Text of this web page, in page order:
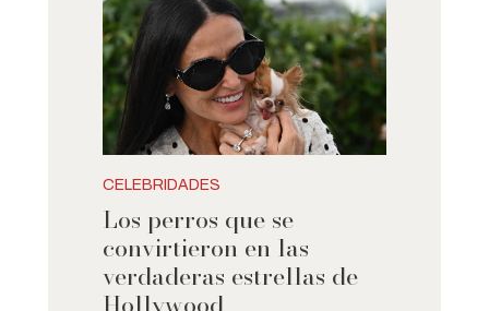
CELEBRIDADES
Los perros que se
convirtieron en las
verdaderas estrellas de